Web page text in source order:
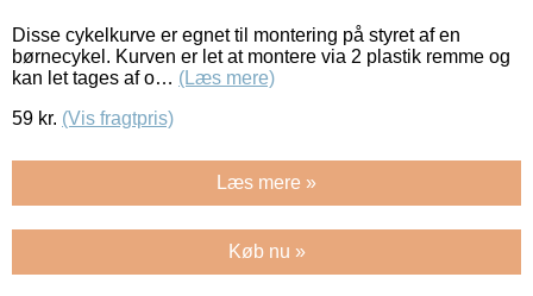
Disse cykelkurve er egnet til montering på styret af en
børnecykel. Kurven er let at montere via 2 plastik remme og
kan let tages af o… (Læs mere)
59 kr. (Vis fragtpris)
Læs mere »
Køb nu »